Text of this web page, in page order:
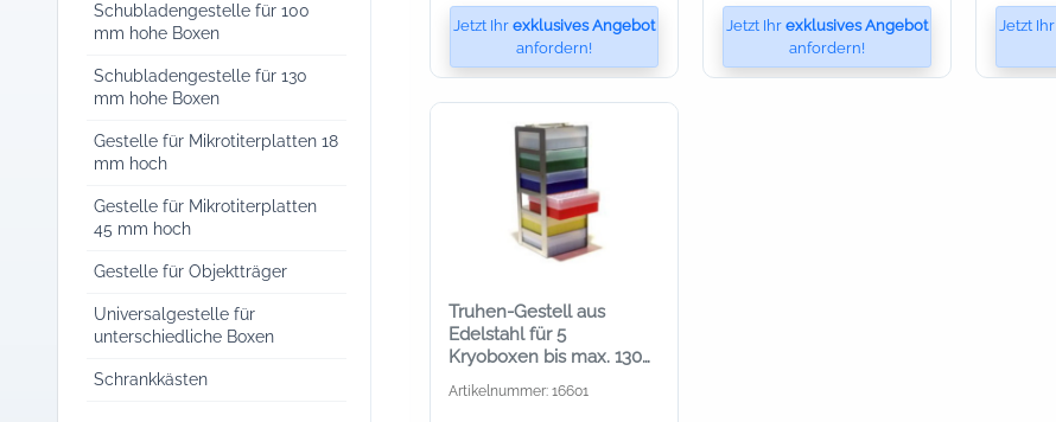
Schubladengestelle für 100
mm hohe Boxen
Schubladengestelle für 130
mm hohe Boxen
Gestelle für Mikrotiterplatten 18
mm hoch
Gestelle für Mikrotiterplatten
45 mm hoch
Gestelle für Objektträger
Universalgestelle für
unterschiedliche Boxen
Schrankkästen
Jetzt Ihr exklusives Angebot
anfordern!
Jetzt Ihr exklusives Angebot
anfordern!
Jetzt Ihr
Truhen-Gestell aus
Edelstahl für 5
Kryoboxen bis max. 130
mm Höhe
Artikelnummer: 16601